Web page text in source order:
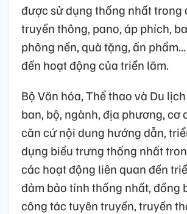
được sử dụng thống nhất trong
truyền thông, pano, áp phích,
phông nền, quà tặng, ấn
đến hoạt động của triển lãm.
Bộ Văn hóa, Thể thao và Du
ban, bộ, ngành, địa phương, cơ
căn cứ nội dung hướng dẫn,
dụng biểu trưng thống nhất
các hoạt động liên quan đến
đảm bảo tính thống nhất, đồng
công tác tuyên truyền, truyền